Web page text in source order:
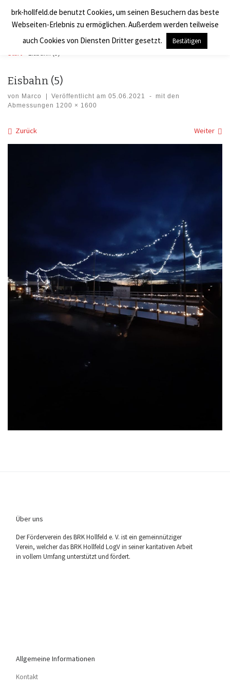
Zum Inhalt springen
BRK Hollfeld LogV
Search
Start Eisbahn (5)
Eisbahn (5)
von Marco Veröffentlicht am05.06.2021 - mit den
Abmessungen 1200 × 1600
Bilder Navigation
Zurück Weiter
Über uns
Der För­der­ver­ein des BRK Holl­feld e. V. ist ein gemein­nüt­zi­ger
Ver­ein, wel­cher das BRK Holl­feld LogV in sei­ner kari­ta­ti­ven Arbeit
in vol­lem Umfang unter­stützt und fördert.
Allgemeine Informationen
Kon­takt
brk-hollfeld.de benutzt Cookies, um seinen Besuchern das beste
Webseiten-Erlebnis zu ermöglichen. Außerdem werden teilweise
auch Cookies von Diensten Dritter gesetzt.
Bestätigen